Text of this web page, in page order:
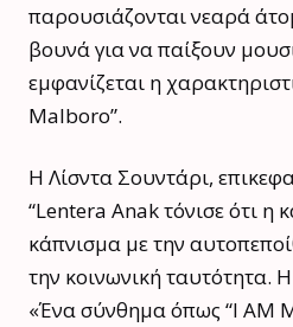
παρουσιάζονται νεαρά
βουνά για να παίξουν
εμφανίζεται η
Malboro”.
Η Λίσντα Σουντάρι,
“Lentera Anak τόνισε ότι η
κάπνισμα με την
την κοινωνική ταυτότητα.
«Ένα σύνθημα όπως “I AM